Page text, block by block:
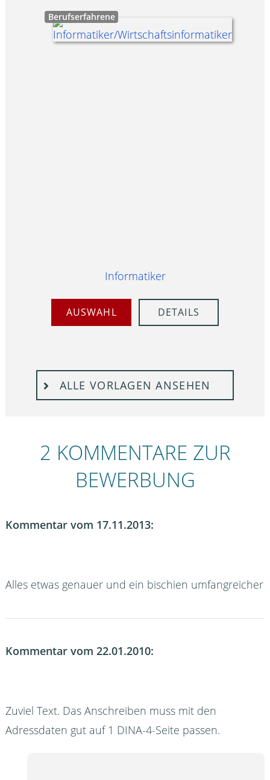
Berufserfahrene
Informatiker
AUSWAHL DETAILS
ALLE VORLAGEN ANSEHEN
2 KOMMENTARE ZUR
BEWERBUNG
Kommentar vom 17.11.2013:
Alles etwas genauer und ein bischien umfangreicher
Kommentar vom 22.01.2010:
Zuviel Text. Das Anschreiben muss mit den
Adressdaten gut auf 1 DINA-4-Seite passen.